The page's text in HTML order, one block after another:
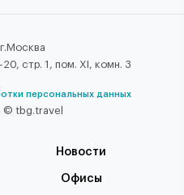
стр. 1, пом. XI, комн. 3
персональных данных
tbg.travel
Новости
Офисы